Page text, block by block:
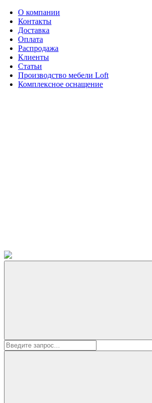
О компании
Контакты
Доставка
Оплата
Распродажа
Клиенты
Статьи
Производство мебели Loft
Комплексное оснащение